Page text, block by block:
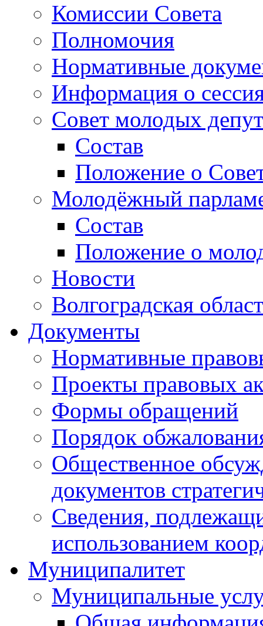
Комиссии Совета
Полномочия
Нормативные
Информация о
Совет молодых
Состав
Положение о
Молодёжный
Состав
Положение о
Новости
Волгоградская
Документы
Нормативные
Проекты правовых
Формы обращений
Порядок
Общественное
документов
Сведения,
использованием
Муниципалитет
Муниципальные